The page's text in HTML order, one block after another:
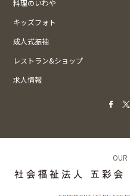
料理のいわや
キッズフォト
成人式振袖
レストラン&ショップ
求人情報
OUR